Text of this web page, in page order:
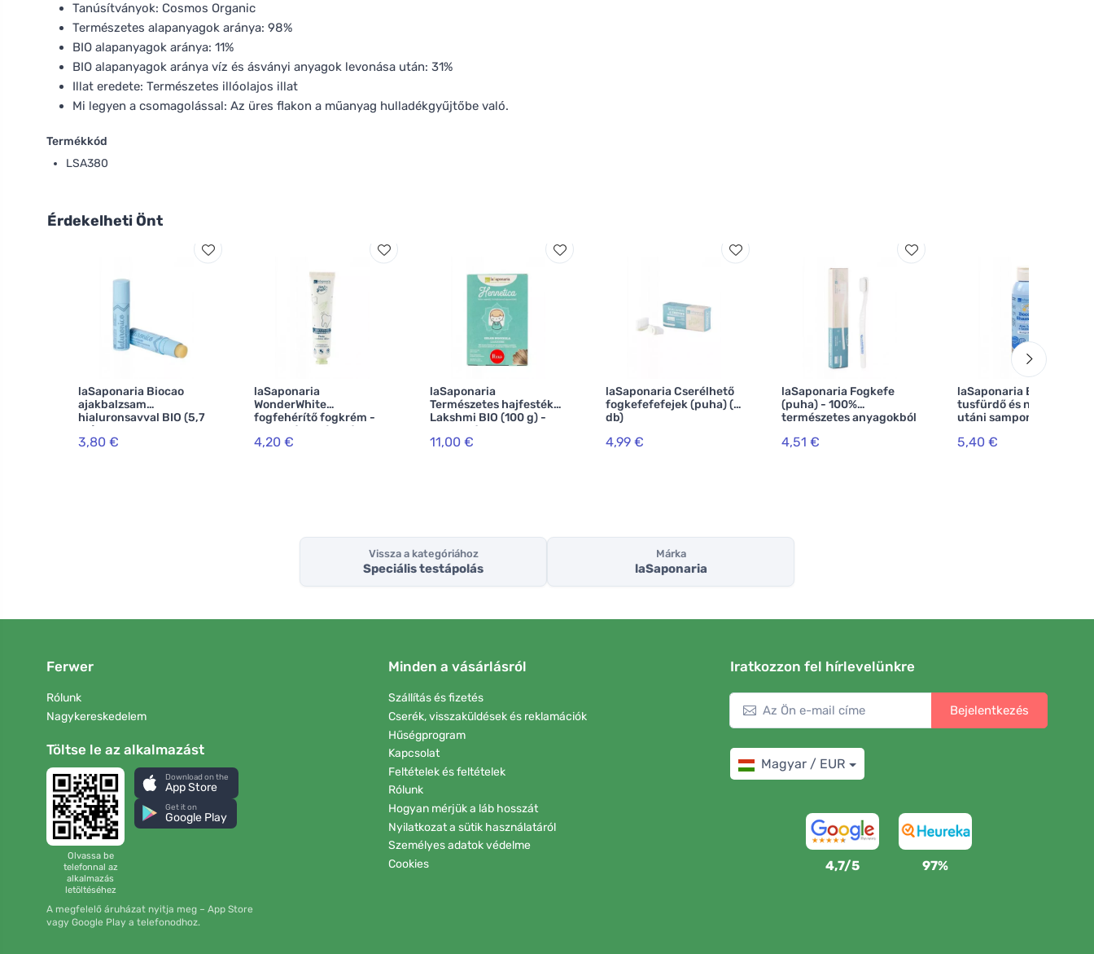
Tanúsítványok: Cosmos Organic
Természetes alapanyagok aránya: 98%
BIO alapanyagok aránya: 11%
BIO alapanyagok aránya víz és ásványi anyagok levonása után: 31%
Illat eredete: Természetes illóolajos illat
Mi legyen a csomagolással: Az üres flakon a műanyag hulladékgyűjtőbe való.
Termékkód
LSA380
Érdekelheti Önt
laSaponaria Biocao
ajakbalzsam
hialuronsavval BIO (5,7
ml)
3,80 €
laSaponaria
WonderWhite
fogfehérítő fogkrém -
menta és aktív szén BIO
(75 ml)
4,20 €
laSaponaria
Természetes hajfesték
Lakshmi BIO (100 g) -
mogyoró
11,00 €
laSaponaria Cserélhető
fogkefefefejek (puha) (2
db)
4,99 €
laSaponaria Fogkefe
(puha) - 100%
természetes anyagokból
4,51 €
laSaponaria BIO
tusfürdő és napozás
utáni sampon (150 ml)
5,40 €
Vissza a kategóriához
Speciális testápolás
Márka
laSaponaria
Ferwer
Rólunk
Nagykereskedelem
Töltse le az alkalmazást
Olvassa be
telefonnal az
alkalmazás
letöltéséhez
Download on the
App Store
Get it on
Google Play
A megfelelő áruházat nyitja meg – App Store
vagy Google Play a telefonodhoz.
Minden a vásárlásról
Szállítás és fizetés
Cserék, visszaküldések és reklamációk
Hűségprogram
Kapcsolat
Feltételek és feltételek
Rólunk
Hogyan mérjük a láb hosszát
Nyilatkozat a sütik használatáról
Személyes adatok védelme
Cookies
Iratkozzon fel hírlevelünkre
Bejelentkezés
Magyar / EUR
4,7/5 97%